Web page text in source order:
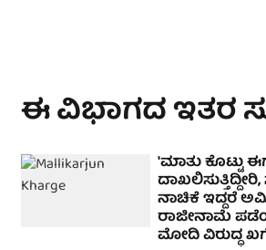
ಈ ವಿಭಾಗದ ಇತರ
'ಮಾತು ಕೊಟ್ಟು
ನಾಚಿಕೆ ಇದ್ದರೆ
ರಾಜೀನಾಮೆ
ಮೋದಿ ವಿರುದ್ಧ